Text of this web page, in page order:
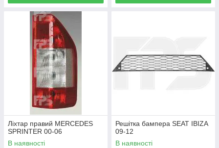
Ліхтар правий MERCEDES
SPRINTER 00-06
В наявності
Решітка бампера SEAT IBIZA
09-12
В наявності